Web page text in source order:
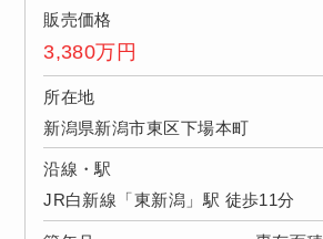
販売価格
3,380万円
所在地
新潟県新潟市東区下場本町
沿線・駅
JR白新線「東新潟」駅 徒歩11分